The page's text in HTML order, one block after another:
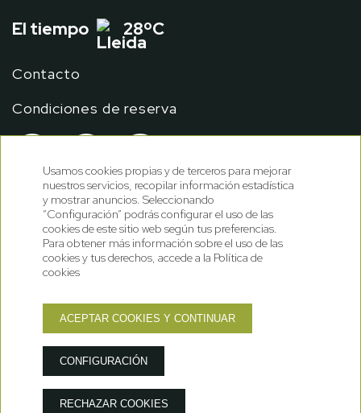
El tiempo 28ºC
Contacto
Condiciones de reserva
Política de cookies Política de privacidad Nota legal
Usamos cookies propias y de terceros para mejorar
nuestros servicios, recopilar información estadística
y mostrar anuncios. Seleccionando
“Configuración” podrás configurar el uso de las
cookies de este sitio web según tus preferencias.
Para obtener más información sobre el uso de las
cookies y tus derechos, accede a la Política de
cookies
ACEPTAR COOKIES Y CONTINUAR
CONFIGURACIÓN
RECHAZAR COOKIES